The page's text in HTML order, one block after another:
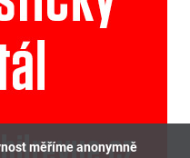
měříme anonymně